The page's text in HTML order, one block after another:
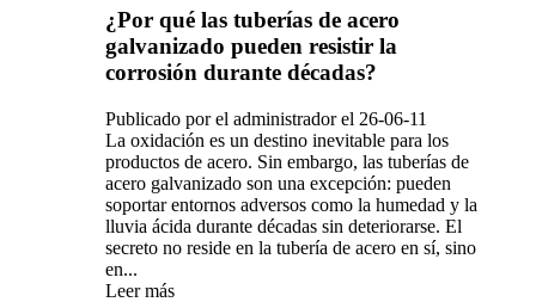
¿Por qué las tuberías de acero
galvanizado pueden resistir la
corrosión durante décadas?
Publicado por el administrador el 26-06-11
La oxidación es un destino inevitable para los
productos de acero. Sin embargo, las tuberías de
acero galvanizado son una excepción: pueden
soportar entornos adversos como la humedad y la
lluvia ácida durante décadas sin deteriorarse. El
secreto no reside en la tubería de acero en sí, sino
en...
Leer más